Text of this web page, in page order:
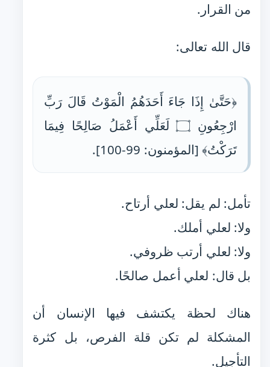
من القرار.
قال الله تعالى:
﴿حَتَّىٰ إِذَا جَاءَ أَحَدَهُمُ الْمَوْتُ قَالَ رَبِّ
ارْجِعُونِ ۝ لَعَلِّي أَعْمَلُ صَالِحًا فِيمَا
تَرَكْتُ﴾ [المؤمنون: 99-100].
تأمل: لم يقل: لعلي أرتاح.
ولا: لعلي أملك.
ولا: لعلي أرتب ظروفي.
بل قال: لعلي أعمل صالحًا.
هناك لحظة يكتشف فيها الإنسان أن
المشكلة لم تكن قلة الفرص، بل كثرة
التأجيل.